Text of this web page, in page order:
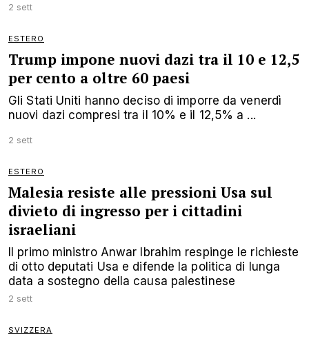
2 sett
ESTERO
Trump impone nuovi dazi tra il 10 e 12,5
per cento a oltre 60 paesi
Gli Stati Uniti hanno deciso di imporre da venerdì
nuovi dazi compresi tra il 10% e il 12,5% a ...
2 sett
ESTERO
Malesia resiste alle pressioni Usa sul
divieto di ingresso per i cittadini
israeliani
Il primo ministro Anwar Ibrahim respinge le richieste
di otto deputati Usa e difende la politica di lunga
data a sostegno della causa palestinese
2 sett
SVIZZERA